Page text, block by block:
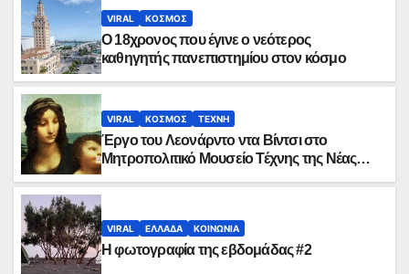
VIRAL ΚΟΣΜΟΣ
Ο 18χρονος που έγινε ο νεότερος
καθηγητής πανεπιστημίου στον κόσμο
VIRAL ΚΟΣΜΟΣ ΤΕΧΝΗ
Έργο του Λεονάρντο ντα Βίντσι στο
Μητροπολιτικό Μουσείο Τέχνης της Νέας
VIRAL ΕΛΛΑΔΑ ΚΟΙΝΩΝΙΑ
Η φωτογραφία της εβδομάδας #2